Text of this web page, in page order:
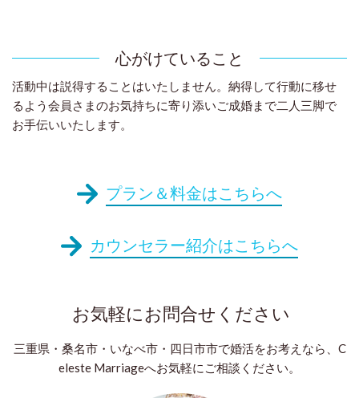
心がけていること
活動中は説得することはいたしません。納得して行動に移せ
るよう会員さまのお気持ちに寄り添いご成婚まで二人三脚で
お手伝いいたします。
プラン＆料金はこちらへ
カウンセラー紹介はこちらへ
お気軽にお問合せください
三重県・桑名市・いなべ市・四日市市で婚活をお考えなら、C
eleste Marriageへお気軽にご相談ください。